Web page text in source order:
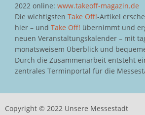
2022 online: www.takeoff-magazin.de
Die wichtigsten Take Off!-Artikel
hier – und Take Off! übernimmt und
neuen Veranstaltungskalender – mit
monatsweisem Überblick und
Durch die Zusammenarbeit entsteht
zentrales Terminportal für die
Copyright © 2022 Unsere Messestadt